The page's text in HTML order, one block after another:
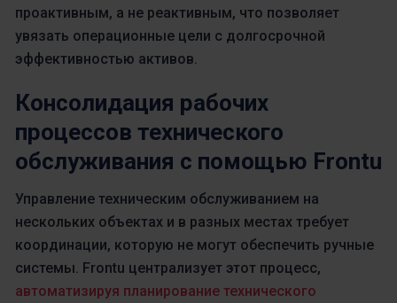
проактивным, а не реактивным, что позволяет
увязать операционные цели с долгосрочной
эффективностью активов.
Консолидация рабочих
процессов технического
обслуживания с помощью Frontu
Управление техническим обслуживанием на
нескольких объектах и в разных местах требует
координации, которую не могут обеспечить ручные
системы. Frontu централизует этот процесс,
автоматизируя планирование технического